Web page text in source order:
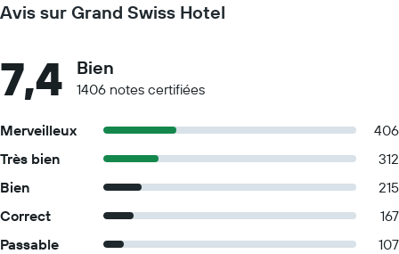
Avis sur Grand Swiss Hotel
7,4 Bien
1406 notes certifiées
Merveilleux
406
Très bien
312
Bien
215
Correct
167
Passable
107